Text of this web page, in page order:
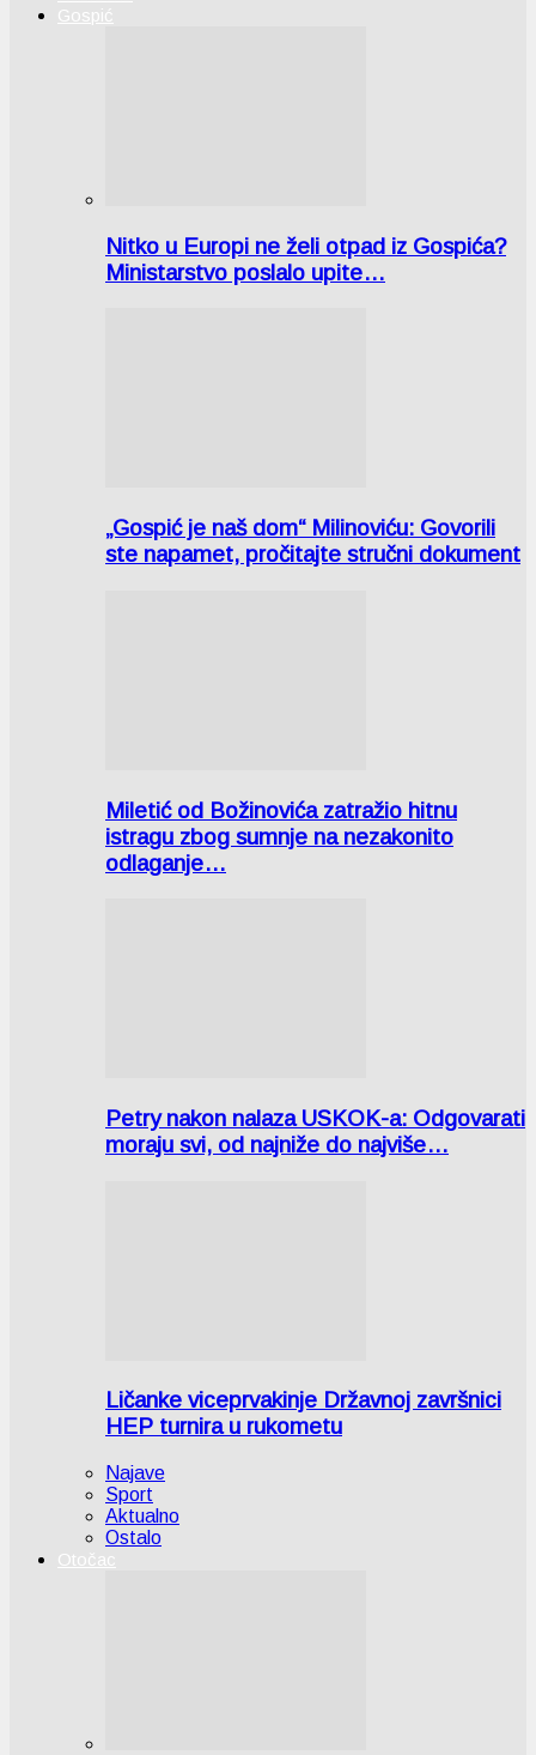
Gospić
Nitko u Europi ne želi otpad iz Gospića?
Ministarstvo poslalo upite…
„Gospić je naš dom“ Milinoviću: Govorili
ste napamet, pročitajte stručni dokument
Miletić od Božinovića zatražio hitnu
istragu zbog sumnje na nezakonito
odlaganje…
Petry nakon nalaza USKOK-a: Odgovarati
moraju svi, od najniže do najviše…
Ličanke viceprvakinje Državnoj završnici
HEP turnira u rukometu
Najave
Sport
Aktualno
Ostalo
Otočac